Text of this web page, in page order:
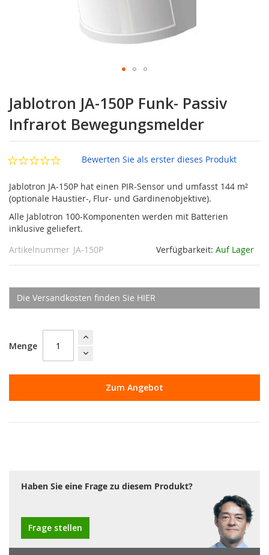
Anfang
der
Bildgalerie
springen
Jablotron JA-150P Funk- Passiv
Infrarot Bewegungsmelder
Bewerten Sie als erster dieses Produkt
Jablotron JA-150P hat einen PIR-Sensor und umfasst 144 m²
(optionale Haustier-, Flur- und Gardinenobjektive).
Alle Jablotron 100-Komponenten werden mit Batterien
inklusive geliefert.
Verfügbarkeit: Auf Lager
Artikelnummer JA-150P
Die Versandkosten finden Sie HIER
Menge
Zum Angebot
Haben Sie eine Frage zu diesem Produkt?
Frage stellen